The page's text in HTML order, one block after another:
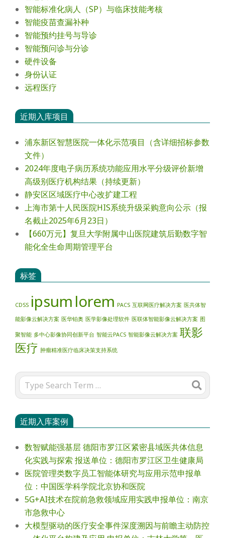
智能标准化病人（SP）与临床技能考核
智能疫苗查漏补种
智能预约挂号与导诊
智能预问诊与分诊
硬件设备
身份认证
远程医疗
近期入库项目
浦东新区智慧医院一体化示范项目（含详细招标参数
文件）
2024年度电⼦病历系统功能应⽤⽔平分级评价新增
⾼级别医疗机构结果（持续更新）
静安区区域医疗中心改扩建工程
上海市第十人民医院HIS系统升级采购意向公示（报
名截止2025年6月23日）
【660万元】复旦大学附属中山医院建筑后勤数字智
能化全生命周期管理平台
标签
CDSS ipsum lorem PACS 互联网医疗解决方案 医共体智
能影像云解决方案 医华铂奥 医学影像处理软件 医联体智能影像云解决方案 图
聚智能 多中心影像协同创新平台 智能云PACS 智能影像云解决方案 联影
医疗 肿瘤精准医疗临床决策支持系统
Search
近期入库案例
数智赋能强基层 德阳市罗江区紧密县域医共体信息
化实践与探索 报送单位：德阳市罗江区卫生健康局
医院管理类数字员工智能体研究与应用示范申报单
位：中国医学科学院北京协和医院
5G+AI技术在院前急救领域应用实践申报单位：南京
市急救中心
大模型驱动的医疗安全事件深度溯因与前瞻主动防控